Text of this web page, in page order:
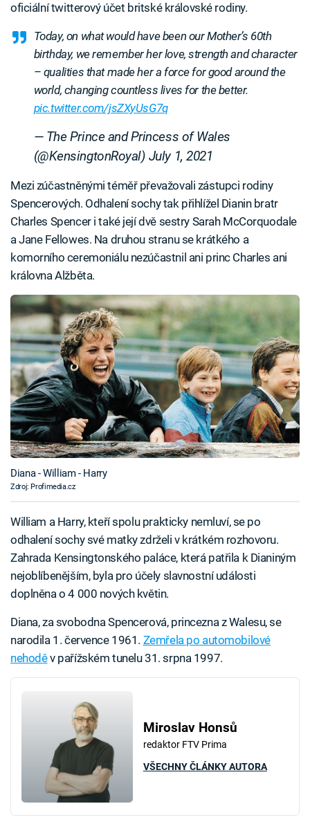
oficiální twitterový účet britské královské rodiny.
Today, on what would have been our Mother’s 60th
birthday, we remember her love, strength and character
– qualities that made her a force for good around the
world, changing countless lives for the better.
pic.twitter.com/jsZXyUsG7q
— The Prince and Princess of Wales
(@KensingtonRoyal) July 1, 2021
Mezi zúčastněnými téměř převažovali zástupci rodiny
Spencerových. Odhalení sochy tak přihlížel Dianin bratr
Charles Spencer i také její dvě sestry Sarah McCorquodale
a Jane Fellowes. Na druhou stranu se krátkého a
komorního ceremoniálu nezúčastnil ani princ Charles ani
královna Alžběta.
Diana - William - Harry
Zdroj: Profimedia.cz
William a Harry, kteří spolu prakticky nemluví, se po
odhalení sochy své matky zdrželi v krátkém rozhovoru.
Zahrada Kensingtonského paláce, která patřila k Dianiným
nejoblíbenějším, byla pro účely slavnostní události
doplněna o 4 000 nových květin.
Diana, za svobodna Spencerová, princezna z Walesu, se
narodila 1. července 1961. Zemřela po automobilové
nehoděv pařížském tunelu 31. srpna 1997.
Miroslav Honsů
redaktor FTV Prima
VŠECHNY ČLÁNKY AUTORA